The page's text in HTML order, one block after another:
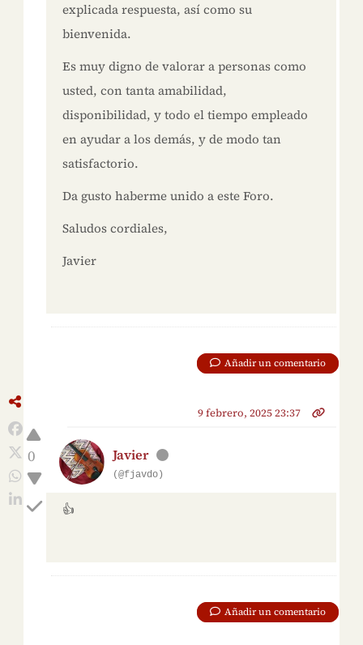
explicada respuesta, así como su
bienvenida.
Es muy digno de valorar a personas como
usted, con tanta amabilidad,
disponibilidad, y todo el tiempo empleado
en ayudar a los demás, y de modo tan
satisfactorio.
Da gusto haberme unido a este Foro.
Saludos cordiales,
Javier
Añadir un comentario
0
9 febrero, 2025 23:37
Javier
(@fjavdo)
👍
Añadir un comentario